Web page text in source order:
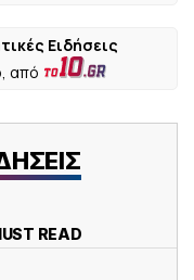
Ειδήσεις
από
READ